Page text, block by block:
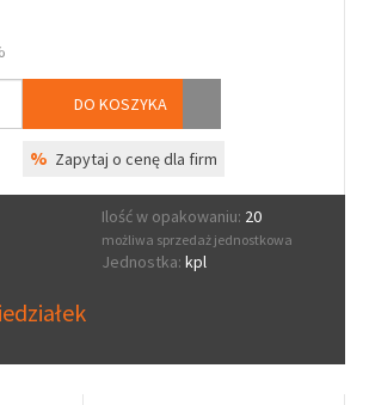
DO KOSZYKA
% Zapytaj o cenę dla firm
Ilość w opakowaniu: 20
możliwa sprzedaż jednostkowa
Jednostka: kpl